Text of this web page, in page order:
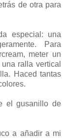
de otra para
especial: una
Para
meter un
ralla vertical
Haced tantas
el gusanillo de
a añadir a mi